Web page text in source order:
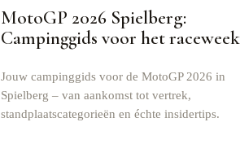
MotoGP 2026 Spielberg:
Campinggids voor het
Jouw campinggids voor de MotoGP 2026 in
Spielberg – van aankomst tot vertrek,
standplaatscategorieën en échte insidertips.